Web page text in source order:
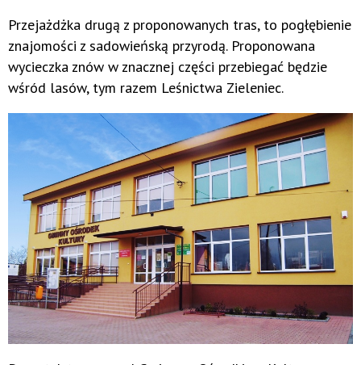
Przejażdżka drugą z proponowanych tras, to pogłębienie
znajomości z sadowieńską przyrodą. Proponowana
wycieczka znów w znacznej części przebiegać będzie
wśród lasów, tym razem Leśnictwa Zieleniec.